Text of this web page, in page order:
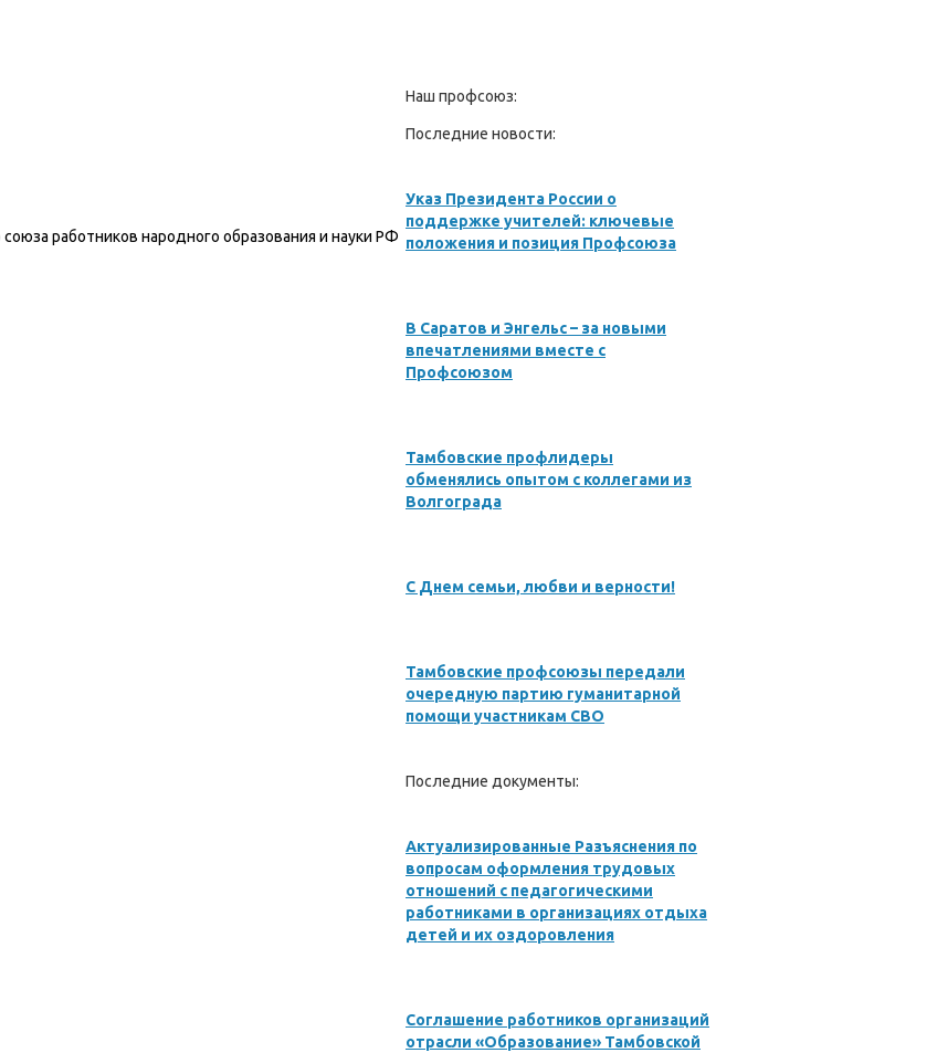
Наш профсоюз:
Последние новости:
Указ Президента России о
поддержке учителей: ключевые
положения и позиция Профсоюза
В Саратов и Энгельс – за новыми
впечатлениями вместе с
Профсоюзом
Тамбовские профлидеры
обменялись опытом с коллегами из
Волгограда
С Днем семьи, любви и верности!
Тамбовские профсоюзы передали
очередную партию гуманитарной
помощи участникам СВО
Последние документы:
Актуализированные Разъяснения по
вопросам оформления трудовых
отношений с педагогическими
работниками в организациях отдыха
детей и их оздоровления
Соглашение работников организаций
отрасли «Образование» Тамбовской
работников народного образования и науки РФ